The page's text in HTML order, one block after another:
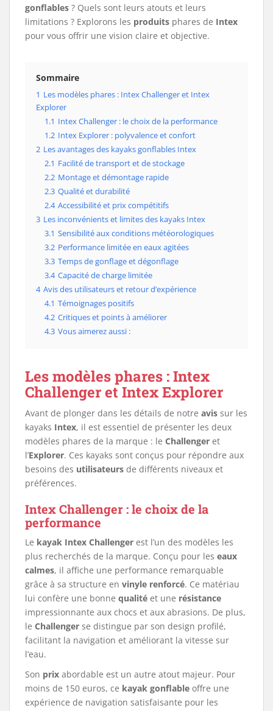
gonflables ? Quels sont leurs atouts et leurs
limitations ? Explorons les produits phares de Intex
pour vous offrir une vision claire et objective.
Sommaire
1 Les modèles phares : Intex Challenger et Intex
Explorer
1.1 Intex Challenger : le choix de la performance
1.2 Intex Explorer : polyvalence et confort
2 Les avantages des kayaks gonflables Intex
2.1 Facilité de transport et de stockage
2.2 Montage et démontage rapide
2.3 Qualité et durabilité
2.4 Accessibilité et prix compétitifs
3 Les inconvénients et limites des kayaks Intex
3.1 Sensibilité aux conditions météorologiques
3.2 Performance limitée en eaux agitées
3.3 Temps de gonflage et dégonflage
3.4 Capacité de charge limitée
4 Avis des utilisateurs et retour d’expérience
4.1 Témoignages positifs
4.2 Critiques et points à améliorer
4.3 Vous aimerez aussi :
Les modèles phares : Intex
Challenger et Intex Explorer
Avant de plonger dans les détails de notre avis sur les
kayaks Intex, il est essentiel de présenter les deux
modèles phares de la marque : le Challenger et
l’Explorer. Ces kayaks sont conçus pour répondre aux
besoins des utilisateurs de différents niveaux et
préférences.
Intex Challenger : le choix de la
performance
Le kayak Intex Challenger est l’un des modèles les
plus recherchés de la marque. Conçu pour les eaux
calmes, il affiche une performance remarquable
grâce à sa structure en vinyle renforcé. Ce matériau
lui confère une bonne qualité et une résistance
impressionnante aux chocs et aux abrasions. De plus,
le Challenger se distingue par son design profilé,
facilitant la navigation et améliorant la vitesse sur
l’eau.
Son prix abordable est un autre atout majeur. Pour
moins de 150 euros, ce kayak gonflable offre une
expérience de navigation satisfaisante pour les